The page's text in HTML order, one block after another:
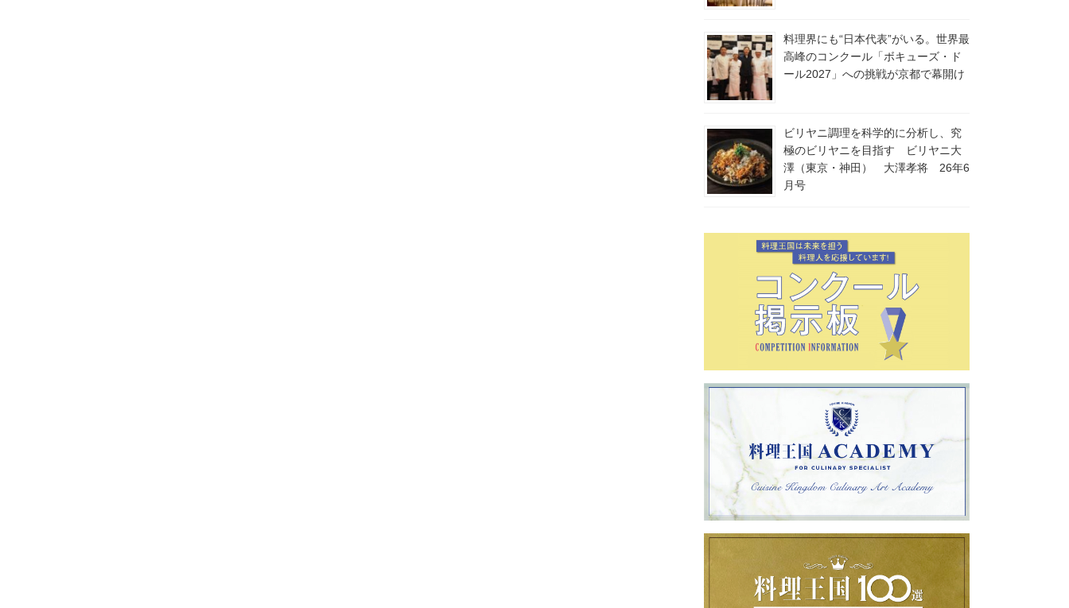
料理界にも“日本代表”がいる。世界最
高峰のコンクール「ボキューズ・ド
ール2027」への挑戦が京都で幕開け
ビリヤニ調理を科学的に分析し、究
極のビリヤニを目指す ビリヤニ大
澤（東京・神田） 大澤孝将 26年6
月号